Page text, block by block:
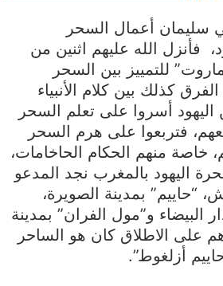
سليمان أعمال السحر
فأنزل الله عليهم اثنين من
للتمييز بين السحر
كذلك بين كلام الأنبياء
اليهود أسروا على تعلم السحر
فتربعوا على هرم السحر
خاصة منهم الحكام الحاخامات،
اليهود بالمغرب نجد المدعو
“حاييم” بمدينة الصويرة،
البيضاء و”مول الفران” بمدينة
على الاطلاق كان هو الساحر
أزلغوط”.